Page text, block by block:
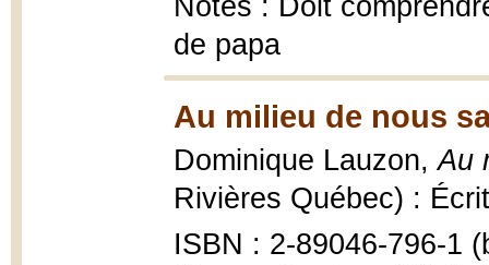
Notes : Doit
de papa
Au milieu de nous
Dominique Lauzon,Au
Rivières Québec) :
ISBN : 2-89046-796-1